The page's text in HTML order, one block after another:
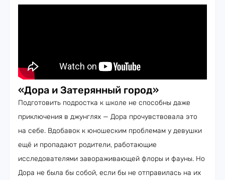
«Дора и Затерянный город»
Подготовить подростка к школе не способны даже
приключения в джунглях — Дора прочувствовала это
на себе. Вдобавок к юношеским проблемам у девушки
ещё и пропадают родители, работающие
исследователями завораживающей флоры и фауны. Но
Дора не была бы собой, если бы не отправилась на их